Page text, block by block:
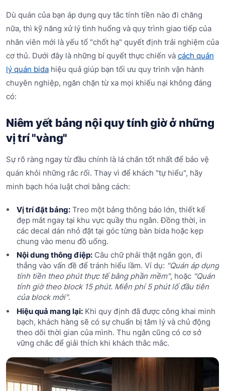
Dù quán của bạn áp dụng quy tắc tính tiền nào đi chăng
nữa, thì kỹ năng xử lý tình huống và quy trình giao tiếp của
nhân viên mới là yếu tố "chốt hạ" quyết định trải nghiệm của
cơ thủ. Dưới đây là những bí quyết thực chiến và cách quản
lý quán bida hiệu quả giúp bạn tối ưu quy trình vận hành
chuyên nghiệp, ngăn chặn từ xa mọi khiếu nại không đáng
có:
Niêm yết bảng nội quy tính giờ ở những
vị trí "vàng"
Sự rõ ràng ngay từ đầu chính là lá chắn tốt nhất để bảo vệ
quán khỏi những rắc rối. Thay vì để khách "tự hiểu", hãy
minh bạch hóa luật chơi bằng cách:
Vị trí đặt bảng:Treo một bảng thông báo lớn, thiết kế
đẹp mắt ngay tại khu vực quầy thu ngân. Đồng thời, in
các decal dán nhỏ đặt tại góc từng bàn bida hoặc kẹp
chung vào menu đồ uống.
Nội dung thông điệp:Câu chữ phải thật ngắn gọn, đi
thẳng vào vấn đề để tránh hiểu lầm. Ví dụ: "Quán áp dụng
tính tiền theo phút thực tế bằng phần mềm", hoặc "Quán
tính giờ theo block 15 phút. Miễn phí 5 phút lố đầu tiên
của block mới".
Hiệu quả mang lại:Khi quy định đã được công khai minh
bạch, khách hàng sẽ có sự chuẩn bị tâm lý và chủ động
theo dõi thời gian của mình. Thu ngân cũng có cơ sở
vững chắc để giải thích khi khách thắc mắc.